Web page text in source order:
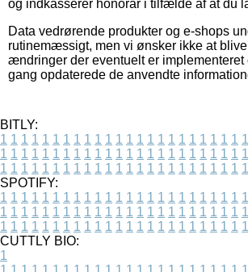
og indkasserer honorar i tilfælde af at du
Data vedrørende produkter og e-shops
rutinemæssigt, men vi ønsker ikke at
ændringer der eventuelt er implementeret
gang opdaterede de anvendte
BITLY:
1 1 1 1 1 1 1 1 1 1 1 1 1 1 1 1 1 1 1 1 1 1 1 1
1 1 1 1 1 1 1 1 1 1 1 1 1 1 1 1 1 1 1 1 1 1 1 1
1 1 1 1 1 1 1 1 1 1 1 1 1 1 1 1 1 1 1 1 1 1 1 1
SPOTIFY:
1 1 1 1 1 1 1 1 1 1 1 1 1 1 1 1 1 1 1 1 1 1 1 1
1 1 1 1 1 1 1 1 1 1 1 1 1 1 1 1 1 1 1 1 1 1 1 1
1 1 1 1 1 1 1 1 1 1 1 1 1 1 1 1 1 1 1 1 1 1 1 1
CUTTLY BIO:
1